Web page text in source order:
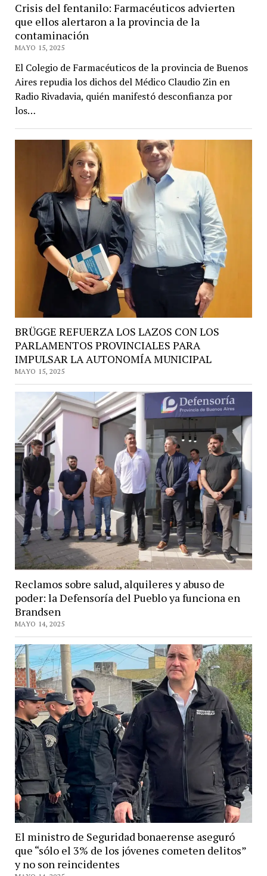
Crisis del fentanilo: Farmacéuticos advierten
que ellos alertaron a la provincia de la
contaminación
MAYO 15, 2025
El Colegio de Farmacéuticos de la provincia de Buenos
Aires repudia los dichos del Médico Claudio Zin en
Radio Rivadavia, quién manifestó desconfianza por
los…
BRÜGGE REFUERZA LOS LAZOS CON LOS
PARLAMENTOS PROVINCIALES PARA
IMPULSAR LA AUTONOMÍA MUNICIPAL
MAYO 15, 2025
Reclamos sobre salud, alquileres y abuso de
poder: la Defensoría del Pueblo ya funciona en
Brandsen
MAYO 14, 2025
El ministro de Seguridad bonaerense aseguró
que “sólo el 3% de los jóvenes cometen delitos”
y no son reincidentes